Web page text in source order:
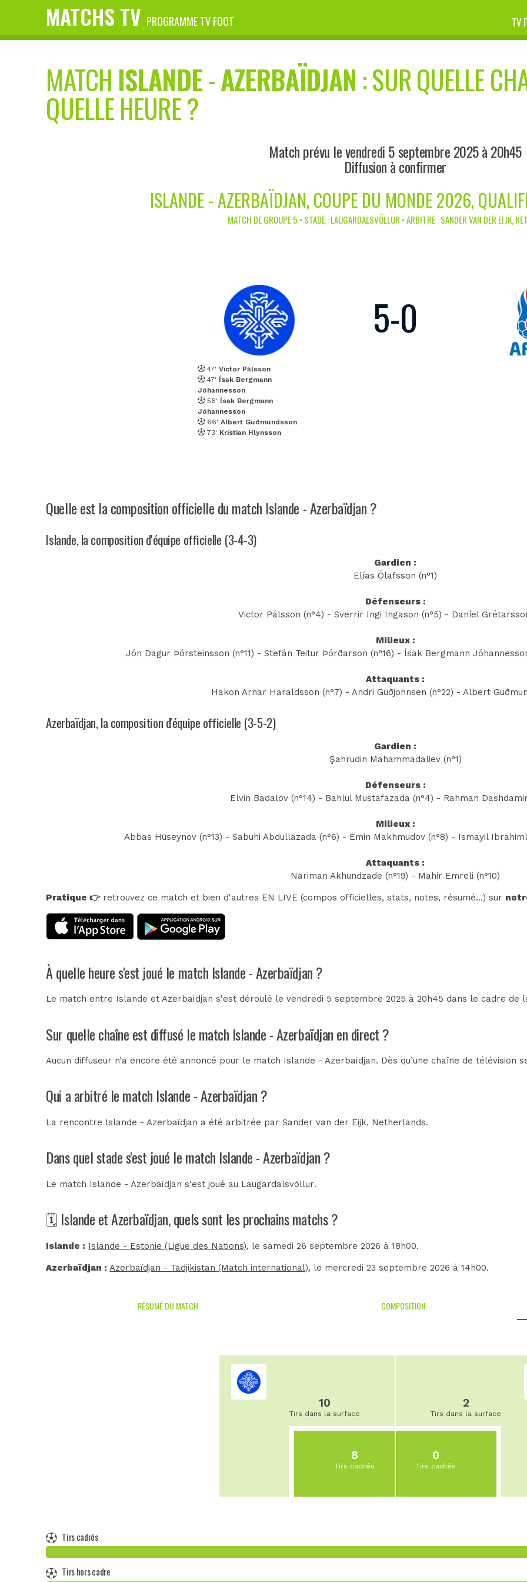
MATCHS TV PROGRAMME TV FOOT TV
MATCH ISLANDE-AZERBAÏDJAN : SUR QUELLE
QUELLE HEURE ?
Match prévu le vendredi 5 septembre 2025 à 20h45
Diffusion à confirmer
ISLANDE - AZERBAÏDJAN, COUPE DU MONDE 2026,
MATCH DE GROUPE 5 • STADE : LAUGARDALSVÖLLUR • ARBITRE : SANDER VAN DER EIJK,
47' Victor Pálsson
47' Ísak Bergmann
Jóhannesson
56' Ísak Bergmann
Jóhannesson
66' Albert Guðmundsson
73' Kristian Hlynsson
5-0
Quelle est la composition officielle du match Islande - Azerbaïdjan ?
Islande, la composition d'équipe officielle (3-4-3)
Gardien :
Elías Ólafsson (n°1)
Défenseurs :
Victor Pálsson (n°4) - Sverrir Ingi Ingason (n°5) - Daníel
Milieux :
Jón Dagur Þórsteinsson (n°11) - Stefán Teitur Þórðarson (n°16) - Ísak Bergmann
Attaquants :
Hakon Arnar Haraldsson (n°7) - Andri Guðjohnsen (n°22) - Albert
Azerbaïdjan, la composition d'équipe officielle (3-5-2)
Gardien :
Şahrudin Mahammadaliev (n°1)
Défenseurs :
Elvin Badalov (n°14) - Bahlul Mustafazada (n°4) - Rahman
Milieux :
Abbas Hüseynov (n°13) - Sabuhi Abdullazada (n°6) - Emin Makhmudov (n°8) - Ismayil
Attaquants :
Nariman Akhundzade (n°19) - Mahir Emreli (n°10)
Pratique 👉retrouvez ce match et bien d'autres EN LIVE (compos officielles, stats, notes, résumé...) sur
À quelle heure s'est joué le match Islande - Azerbaïdjan ?
Le match entre Islande et Azerbaïdjan s'est déroulé le vendredi 5 septembre 2025 à 20h45 dans le cadre de
Sur quelle chaîne est diffusé le match Islande - Azerbaïdjan en direct ?
Aucun diffuseur n’a encore été annoncé pour le match Islande - Azerbaïdjan. Dès qu’une chaîne de télévision
Qui a arbitré le match Islande - Azerbaïdjan ?
La rencontre Islande - Azerbaïdjan a été arbitrée parSander van der Eijk, Netherlands.
Dans quel stade s'est joué le match Islande - Azerbaïdjan ?
Le match Islande - Azerbaïdjan s'est joué au Laugardalsvöllur.
🗓️ Islande et Azerbaïdjan, quels sont les prochains matchs ?
Islande : Islande - Estonie (Ligue des Nations), le samedi 26 septembre 2026 à 18h00.
Azerbaïdjan : Azerbaïdjan - Tadjikistan (Match international), le mercredi 23 septembre 2026 à 14h00.
RÉSUMÉ DU MATCH COMPOSITION
10
Tirs dans la surface
8
Tirs cadrés
2
Tirs dans la surface
0
Tirs cadrés
Tirs cadrés
Tirs hors cadre